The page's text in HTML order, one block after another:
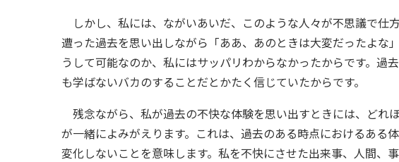
しかし、私には、ながいあいだ、このような人々が不思議で仕
遭った過去を思い出しながら「ああ、あのときは大変だったよな
うして可能なのか、私にはサッパリわからなかったからです。過
も学ばないバカのすることだとかたく信じていたからです。
残念ながら、私が過去の不快な体験を思い出すときには、どれ
が一緒によみがえります。これは、過去のある時点におけるある
変化しないことを意味します。私を不快にさせた出来事、人間、